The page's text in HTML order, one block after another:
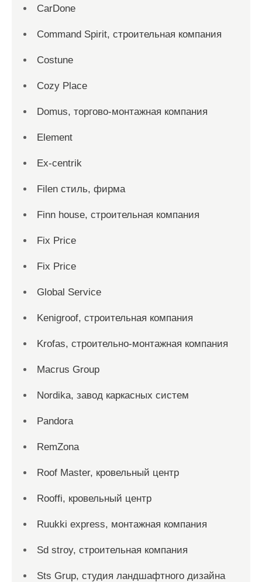
CarDone
Command Spirit, строительная компания
Costune
Cozy Place
Domus, торгово-монтажная компания
Element
Ex-centrik
Filen стиль, фирма
Finn house, строительная компания
Fix Price
Fix Price
Global Service
Kenigroof, строительная компания
Krofas, строительно-монтажная компания
Macrus Group
Nordika, завод каркасных систем
Pandora
RemZona
Roof Master, кровельный центр
Rooffi, кровельный центр
Ruukki express, монтажная компания
Sd stroy, строительная компания
Sts Grup, студия ландшафтного дизайна